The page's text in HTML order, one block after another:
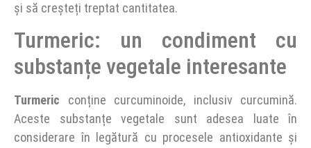
și să creșteți treptat cantitatea.
Turmeric: un condiment cu
substanțe vegetale interesante
Turmeric conține curcuminoide, inclusiv curcumină.
Aceste substanțe vegetale sunt adesea luate în
considerare în legătură cu procesele antioxidante și